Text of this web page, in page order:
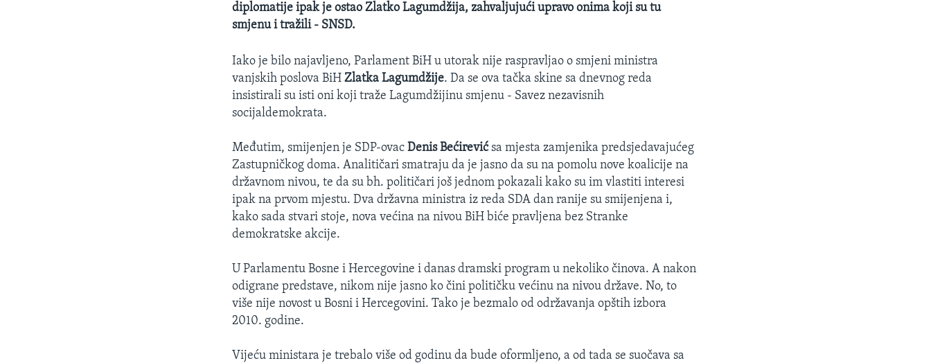
diplomatije ipak je ostao Zlatko Lagumdžija, zahvaljujući upravo onima koji su tu
smjenu i tražili - SNSD.
Iako je bilo najavljeno, Parlament BiH u utorak nije raspravljao o smjeni ministra
vanjskih poslova BiHZlatka Lagumdžije. Da se ova tačka skine sa dnevnog reda
insistirali su isti oni koji traže Lagumdžijinu smjenu - Savez nezavisnih
socijaldemokrata.
Međutim, smijenjen je SDP-ovacDenis Bećirevićsa mjesta zamjenika predsjedavajućeg
Zastupničkog doma. Analitičari smatraju da je jasno da su na pomolu nove koalicije na
državnom nivou, te da su bh. političari još jednom pokazali kako su im vlastiti interesi
ipak na prvom mjestu. Dva državna ministra iz reda SDA dan ranije su smijenjena i,
kako sada stvari stoje, nova većina na nivou BiH biće pravljena bez Stranke
demokratske akcije.
U Parlamentu Bosne i Hercegovine i danas dramski program u nekoliko činova. A nakon
odigrane predstave, nikom nije jasno ko čini političku većinu na nivou države. No, to
više nije novost u Bosni i Hercegovini. Tako je bezmalo od održavanja opštih izbora
2010. godine.
Vijeću ministara je trebalo više od godinu da bude oformljeno, a od tada se suočava sa